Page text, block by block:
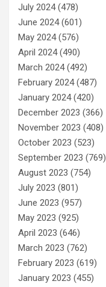
July 2024(478)
June 2024(601)
May 2024(576)
April 2024(490)
March 2024(492)
February 2024(487)
January 2024(420)
December 2023 (366)
November 2023 (408)
October 2023 (523)
September 2023 (769)
August 2023 (754)
July 2023 (801)
June 2023 (957)
May 2023 (925)
April 2023 (646)
March 2023 (762)
February 2023 (619)
January 2023 (455)